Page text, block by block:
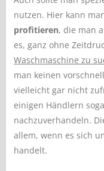
nutzen. Hier kann
profitieren, die man
es, ganz ohne
Waschmaschine zu
man keinen
vielleicht gar nicht
einigen Händlern
nachzuverhandeln.
allem, wenn es sich
handelt.